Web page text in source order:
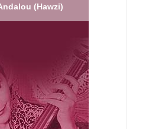
(Hawzi)